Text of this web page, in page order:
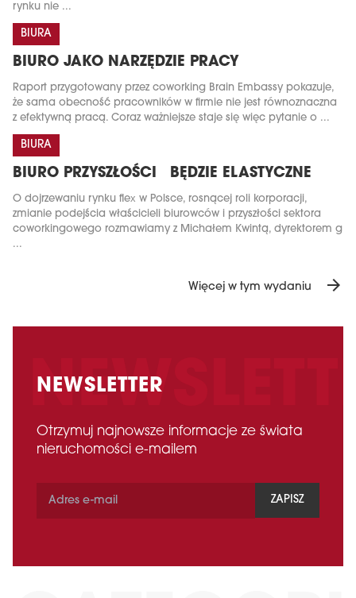
rynku nie ...
BIURA
BIURO JAKO NARZĘDZIE PRACY
Raport przygotowany przez coworking Brain Embassy pokazuje,
że sama obecność pracowników w firmie nie jest równoznaczna
z efektywną pracą. Coraz ważniejsze staje się więc pytanie o ...
BIURA
BIURO PRZYSZŁOŚCI BĘDZIE ELASTYCZNE
O dojrzewaniu rynku flex w Polsce, rosnącej roli korporacji,
zmianie podejścia właścicieli biurowców i przyszłości sektora
coworkingowego rozmawiamy z Michałem Kwintą, dyrektorem g
...
Więcej w tym wydaniu arrow_forward
NEWSLETTER
Otrzymuj najnowsze informacje ze świata
nieruchomości e-mailem
ZAPISZ